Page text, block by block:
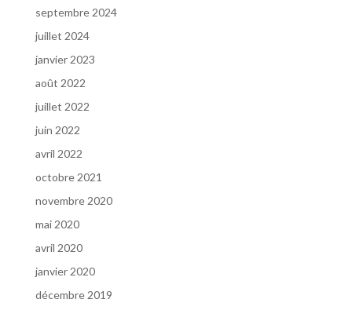
septembre 2024
juillet 2024
janvier 2023
août 2022
juillet 2022
juin 2022
avril 2022
octobre 2021
novembre 2020
mai 2020
avril 2020
janvier 2020
décembre 2019